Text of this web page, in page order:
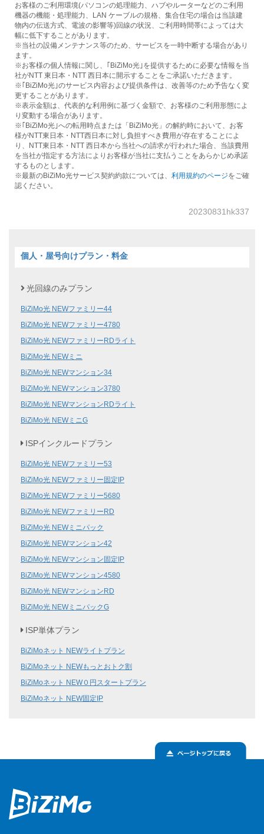
お客様のご利用環境(パソコンの処理能力、ハブやルーターなどのご利用
機器の機能・処理能力、LAN ケーブルの規格、集合住宅の場合は当該建
物内の伝送方式、電波の影響等)回線の状況、ご利用時間帯によっては大
幅に低下することがあります。
※当社の設備メンテナンス等のため、サービスを一時中断する場合があり
ます。
※お客様の個人情報に関し、｢BiZiMo光｣を提供するために必要な情報を当
社がNTT 東日本・NTT 西日本に開示することをご承諾いただきます。
※｢BiZiMo光｣のサービス内容および提供条件は、改善等のため予告なく変
更することがあります。
※表示金額は、代表的な利用例に基づく金額で、お客様のご利用形態によ
り変動する場合があります。
※｢BiZiMo光｣への転用時点または「BiZiMo光」の解約時において、お客
様がNTT東日本・NTT西日本に対し負担すべき費用が存在することによ
り、NTT東日本・NTT 西日本から当社への請求が行われた場合、当該費用
を当社が指定する方法によりお客様が当社に支払うことをあらかじめ承諾
するものとします。
※最新のBiZiMo光サービス契約約款については、 利用規約のページをご確
認ください。
20230831hk337
個人・屋号向けプラン・料金
光回線のみプラン
BiZiMo光 NEWファミリー44
BiZiMo光 NEWファミリー4780
BiZiMo光 NEWファミリーRDライト
BiZiMo光 NEWミニ
BiZiMo光 NEWマンション34
BiZiMo光 NEWマンション3780
BiZiMo光 NEWマンションRDライト
BiZiMo光 NEWミニG
ISPインクルードプラン
BiZiMo光 NEWファミリー53
BiZiMo光 NEWファミリー固定IP
BiZiMo光 NEWファミリー5680
BiZiMo光 NEWファミリーRD
BiZiMo光 NEWミニパック
BiZiMo光 NEWマンション42
BiZiMo光 NEWマンション固定IP
BiZiMo光 NEWマンション4580
BiZiMo光 NEWマンションRD
BiZiMo光 NEWミニパックG
ISP単体プラン
BiZiMoネット NEWライトプラン
BiZiMoネット NEWもっとおトク割
BiZiMoネット NEW０円スタートプラン
BiZiMoネット NEW固定IP